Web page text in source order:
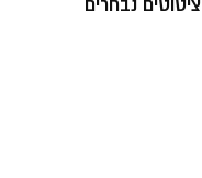
ציטוטים נבחרים